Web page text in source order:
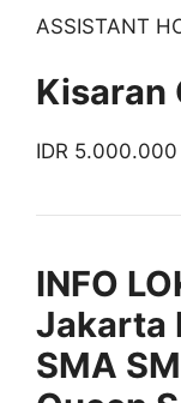
ASSISTANT
Kisaran
IDR
INFO
Jakarta
SMA